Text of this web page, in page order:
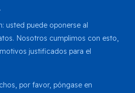
usted puede oponerse al
Nosotros cumplimos con esto,
justificados para el
por favor, póngase en